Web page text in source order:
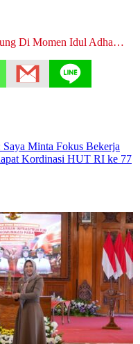
Di Momen Idul Adha…
Minta Fokus Bekerja
Kordinasi HUT RI ke 77